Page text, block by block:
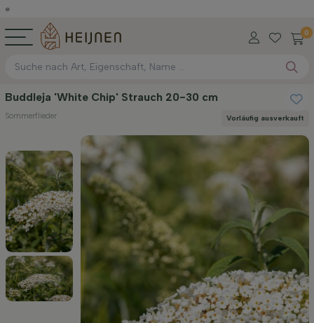
0
Buddleja 'White Chip' Strauch 20-30 cm
Sommerflieder Vorläufig ausverkauft